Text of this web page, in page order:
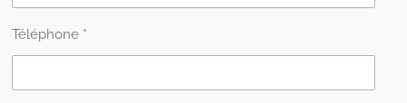
Téléphone *